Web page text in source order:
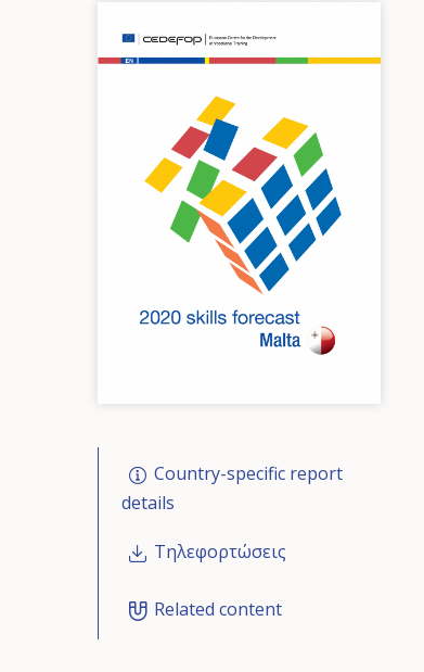
Country-specific report
details
Τηλεφορτώσεις
Related content